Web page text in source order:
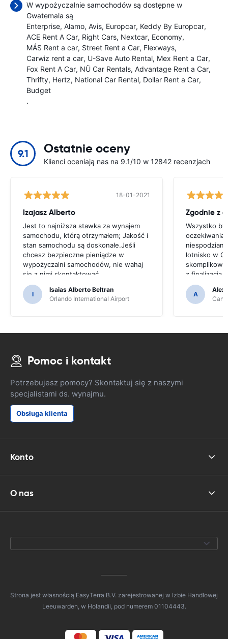
W wypożyczalnie samochodów są dostępne w
Gwatemala są
Enterprise Alamo Avis Europcar Keddy By Europcar
ACE Rent A Car Right Cars Nextcar Economy
MÁS Rent a car Street Rent a Car Flexways
Carwiz rent a car U-Save Auto Rental Mex Rent a Car
Fox Rent A Car NÜ Car Rentals Advantage Rent a Car
Thrifty Hertz National Car Rental Dollar Rent a Car
Budget
.
9.1 Ostatnie oceny
Klienci oceniają nas na 9.1/10 w 12842 recenzjach
18-01-2021
Izajasz Alberto
Jest to najniższa stawka za wynajem
samochodu, którą otrzymałem; Jakość i
stan samochodu są doskonałe.Jeśli
chcesz bezpieczne pieniądze w
wypożyczalni samochodów, nie wahaj
się z nimi skontaktować
I
Isaias Alberto Beltran
Orlando International Airport
Zgodnie z
Wszystko
lotnisko w
z finalizacją
w
A
Alex
Pomoc i kontakt
Potrzebujesz pomocy? Skontaktuj się z naszymi
specjalistami ds. wynajmu.
Obsługa klienta
Konto
O nas
Strona jest własnością EasyTerra B.V. zarejestrowanej w Izbie Handlowej
Leeuwarden, w Holandii, pod numerem 01104443.